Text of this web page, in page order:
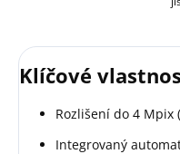
Klíčové
Rozlišení do 4 Mpix
Integrovaný